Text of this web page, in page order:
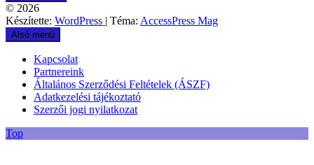
© 2026
Készítette: WordPress | Téma: AccessPress Mag
Alsó menü
Kapcsolat
Partnereink
Általános Szerződési Feltételek (ÁSZF)
Adatkezelési tájékoztató
Szerzői jogi nyilatkozat
Top